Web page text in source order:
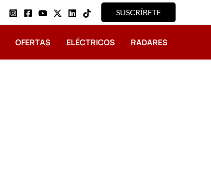
SUSCRÍBETE
OFERTAS ELÉCTRICOS RADARES